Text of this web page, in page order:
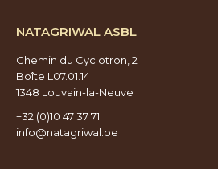
NATAGRIWAL ASBL
Chemin du Cyclotron, 2
Boîte L07.01.14
1348 Louvain-la-Neuve
+32 (0)10 47 37 71
info@natagriwal.be